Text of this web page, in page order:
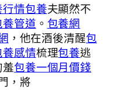
情包養夫顯然不
養管道 。 包養網
，他在酒後清醒包
養感情梳理包養逃
包養一個月價錢
，將